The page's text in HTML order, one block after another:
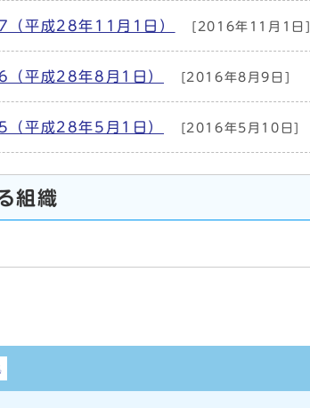
（平成28年11月1日） [2016年11月1日]
（平成28年8月1日） [2016年8月9日]
（平成28年5月1日） [2016年5月10日]
組織